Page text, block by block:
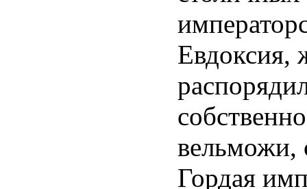
Евдоксия,
вельможи,
Гордая